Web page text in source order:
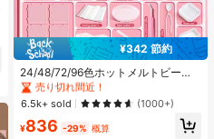
¥342 節約
24/48/72/96色ホットメルトビーズ
クリエイティブクラフトセット、ス
クエアペグボード、多層収納ボック
ス、アイロンペーパー、カラフルな
キーチェーン、装飾アクセサリー、
ハンギングロープ付き、DIY愛好家
#1 ベストセラー
に ジュエリー製作セット
売り切れ間近！
#1 ベストセラー
に ジュエリー製作セット
売り切れ間近！
#1 ベストセラー
に ジュエリー製作セット
売り切れ間近！
#1 ベストセラー
に ジュエリー製作セット
売り切れ間近！
6.5k+ sold (1000+)
¥836 -29% 概算